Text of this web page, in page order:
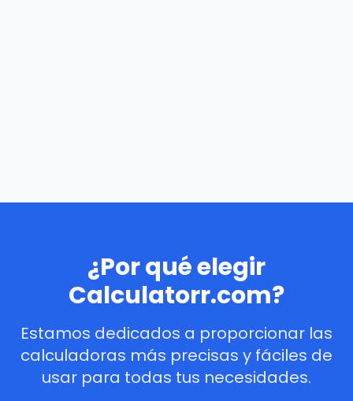
¿Por qué elegir
Calculatorr.com?
Estamos dedicados a proporcionar las
calculadoras más precisas y fáciles de
usar para todas tus necesidades.